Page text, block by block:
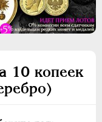
10 копеек